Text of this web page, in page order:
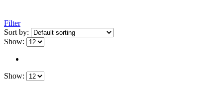
Filter
Sort by:
Show:
Show: